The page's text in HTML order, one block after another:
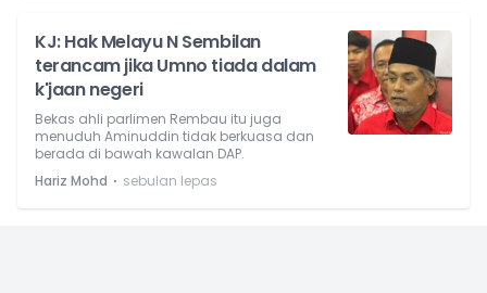
KJ: Hak Melayu N Sembilan
terancam jika Umno tiada dalam
k'jaan negeri
Bekas ahli parlimen Rembau itu juga
menuduh Aminuddin tidak berkuasa dan
berada di bawah kawalan DAP.
Hariz Mohd ⋅ sebulan lepas